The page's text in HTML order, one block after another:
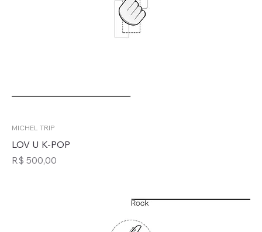
MICHEL TRIP
LOV U K-POP
Preço
R$ 500,00